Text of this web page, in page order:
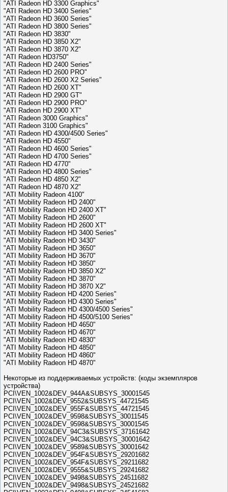
"ATI Radeon HD 3300 Graphics"
"ATI Radeon HD 3400 Series"
"ATI Radeon HD 3600 Series"
"ATI Radeon HD 3800 Series"
"ATI Radeon HD 3830"
"ATI Radeon HD 3850 X2"
"ATI Radeon HD 3870 X2"
"ATI Radeon HD3750"
"ATI Radeon HD 2400 Series"
"ATI Radeon HD 2600 PRO"
"ATI Radeon HD 2600 X2 Series"
"ATI Radeon HD 2600 XT"
"ATI Radeon HD 2900 GT"
"ATI Radeon HD 2900 PRO"
"ATI Radeon HD 2900 XT"
"ATI Radeon 3000 Graphics"
"ATI Radeon 3100 Graphics"
"ATI Radeon HD 4300/4500 Series"
"ATI Radeon HD 4550"
"ATI Radeon HD 4600 Series"
"ATI Radeon HD 4700 Series"
"ATI Radeon HD 4770"
"ATI Radeon HD 4800 Series"
"ATI Radeon HD 4850 X2"
"ATI Radeon HD 4870 X2"
"ATI Mobility Radeon 4100"
"ATI Mobility Radeon HD 2400"
"ATI Mobility Radeon HD 2400 XT"
"ATI Mobility Radeon HD 2600"
"ATI Mobility Radeon HD 2600 XT"
"ATI Mobility Radeon HD 3400 Series"
"ATI Mobility Radeon HD 3430"
"ATI Mobility Radeon HD 3650"
"ATI Mobility Radeon HD 3670"
"ATI Mobility Radeon HD 3850"
"ATI Mobility Radeon HD 3850 X2"
"ATI Mobility Radeon HD 3870"
"ATI Mobility Radeon HD 3870 X2"
"ATI Mobility Radeon HD 4200 Series"
"ATI Mobility Radeon HD 4300 Series"
"ATI Mobility Radeon HD 4300/4500 Series"
"ATI Mobility Radeon HD 4500/5100 Series"
"ATI Mobility Radeon HD 4650"
"ATI Mobility Radeon HD 4670"
"ATI Mobility Radeon HD 4830"
"ATI Mobility Radeon HD 4850"
"ATI Mobility Radeon HD 4860"
"ATI Mobility Radeon HD 4870"
Некоторые из поддерживаемых устройств: (коды экземпляров
устройства)
PCI\VEN_1002&DEV_944A&SUBSYS_30001545
PCI\VEN_1002&DEV_9552&SUBSYS_44721545
PCI\VEN_1002&DEV_955F&SUBSYS_44721545
PCI\VEN_1002&DEV_9598&SUBSYS_30011545
PCI\VEN_1002&DEV_9598&SUBSYS_30001545
PCI\VEN_1002&DEV_94C3&SUBSYS_37161642
PCI\VEN_1002&DEV_94C3&SUBSYS_30001642
PCI\VEN_1002&DEV_9589&SUBSYS_30001642
PCI\VEN_1002&DEV_954F&SUBSYS_29201682
PCI\VEN_1002&DEV_954F&SUBSYS_29211682
PCI\VEN_1002&DEV_9555&SUBSYS_29241682
PCI\VEN_1002&DEV_9498&SUBSYS_24511682
PCI\VEN_1002&DEV_9498&SUBSYS_24521682